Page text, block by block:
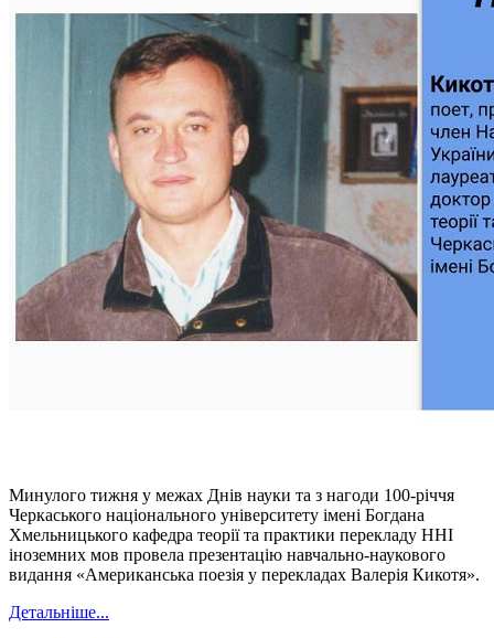
Минулого тижня у межах Днів науки та з нагоди 100-річчя
Черкаського національного університету імені Богдана
Хмельницького кафедра теорії та практики перекладу ННІ
іноземних мов провела презентацію навчально-наукового
видання «Американська поезія у перекладах Валерія Кикотя».
Детальніше...